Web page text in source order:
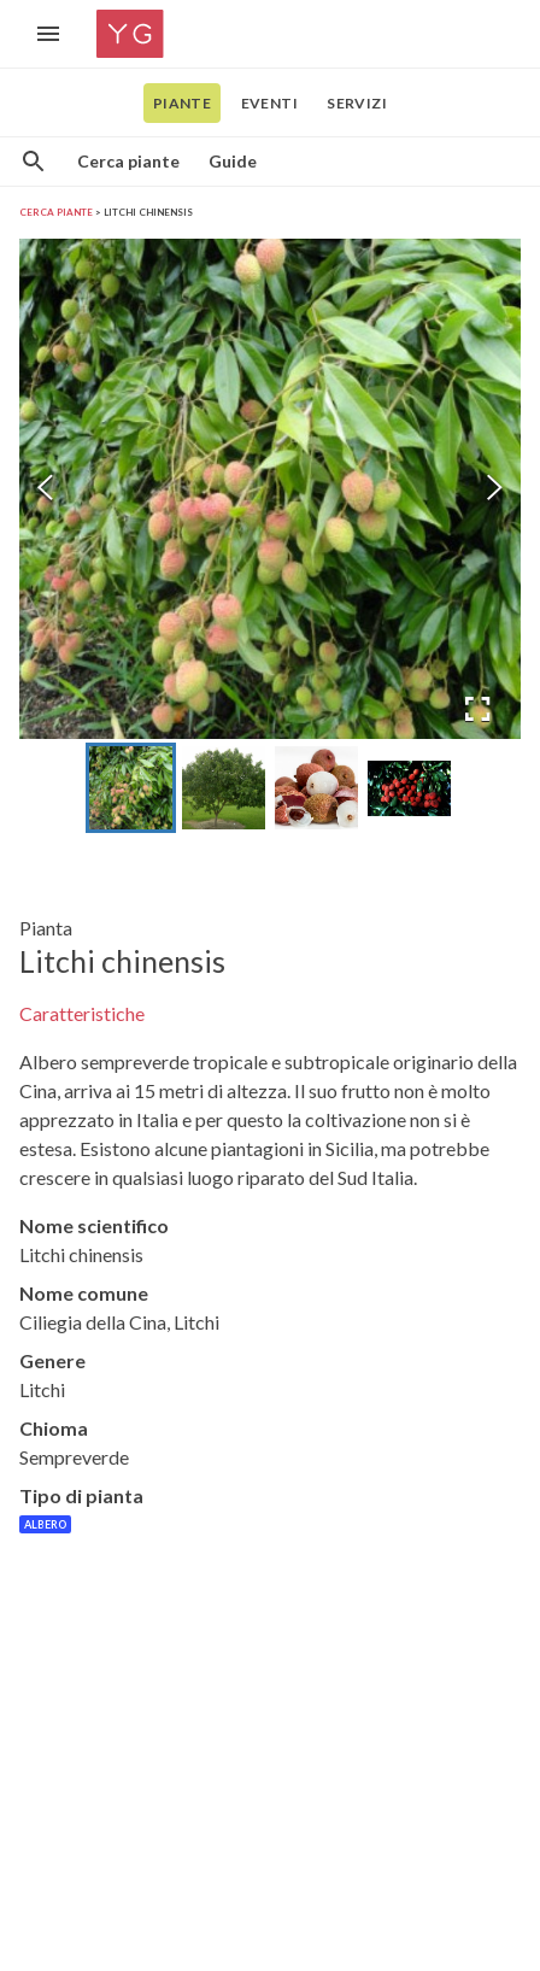
PIANTE EVENTI SERVIZI
Cerca piante Guide
CERCA PIANTE LITCHI CHINENSIS
Pianta
Litchi chinensis
Caratteristiche
Albero sempreverde tropicale e subtropicale originario della
Cina, arriva ai 15 metri di altezza. Il suo frutto non è molto
apprezzato in Italia e per questo la coltivazione non si è
estesa. Esistono alcune piantagioni in Sicilia, ma potrebbe
crescere in qualsiasi luogo riparato del Sud Italia.
Nome scientifico
Litchi chinensis
Nome comune
Ciliegia della Cina, Litchi
Genere
Litchi
Chioma
Sempreverde
Tipo di pianta
ALBERO